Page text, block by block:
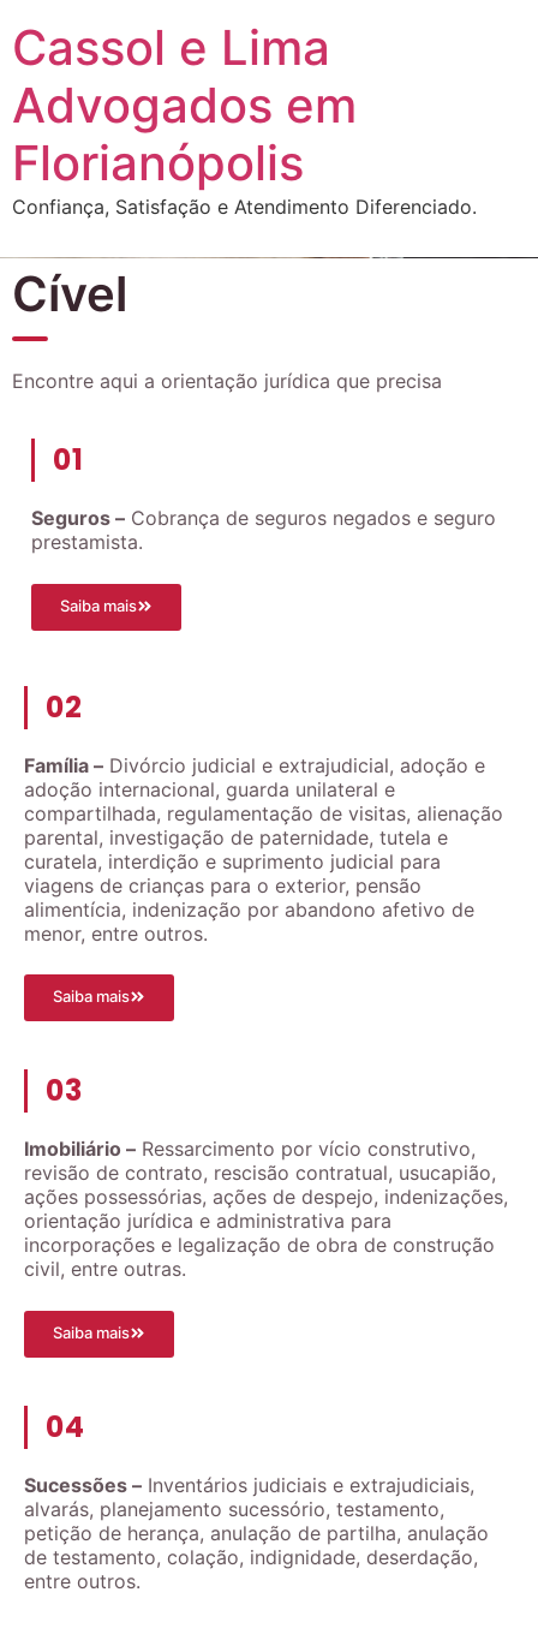
Cassol e Lima
Advogados em
Florianópolis
Confiança, Satisfação e Atendimento Diferenciado.
Cível
Encontre aqui a orientação jurídica que precisa
01
Seguros – Cobrança de seguros negados e seguro
prestamista.
Saiba mais
02
Família – Divórcio judicial e extrajudicial, adoção e
adoção internacional, guarda unilateral e
compartilhada, regulamentação de visitas, alienação
parental, investigação de paternidade, tutela e
curatela, interdição e suprimento judicial para
viagens de crianças para o exterior, pensão
alimentícia, indenização por abandono afetivo de
menor, entre outros.
Saiba mais
03
Imobiliário – Ressarcimento por vício construtivo,
revisão de contrato, rescisão contratual, usucapião,
ações possessórias, ações de despejo, indenizações,
orientação jurídica e administrativa para
incorporações e legalização de obra de construção
civil, entre outras.
Saiba mais
04
Sucessões – Inventários judiciais e extrajudiciais,
alvarás, planejamento sucessório, testamento,
petição de herança, anulação de partilha, anulação
de testamento, colação, indignidade, deserdação,
entre outros.